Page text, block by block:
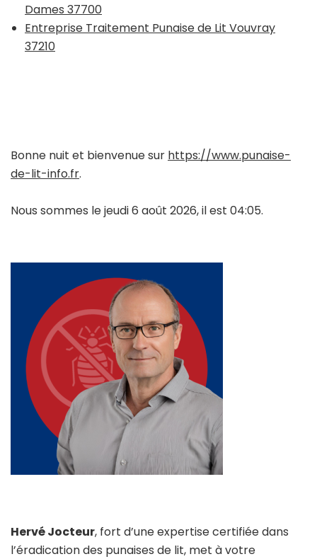
Dames 37700
Entreprise Traitement Punaise de Lit Vouvray
37210
Bonne nuit et bienvenue sur https://www.punaise-
de-lit-info.fr.
Nous sommes le jeudi 6 août 2026, il est 04:05.
Hervé Jocteur, fort d’une expertise certifiée dans
l’éradication des punaises de lit, met à votre